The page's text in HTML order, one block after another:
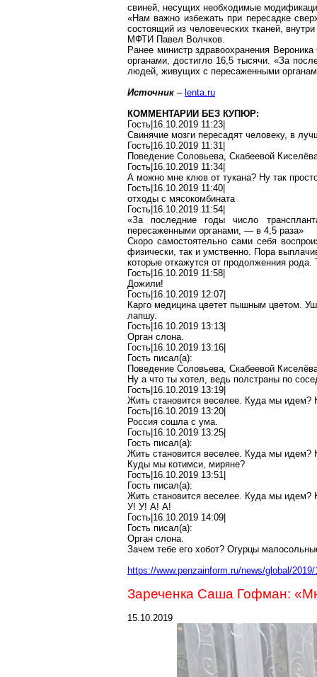
свиней, несущих необходимые
«Нам важно избежать при пересадке
состоящий из человеческих тканей,
МФТИ Павел Волчков.
Ранее министр здравоохранения
органами, достигло 16,5 тысячи. «За
людей, живущих с пересаженными
Источник – lenta.ru
КОММЕНТАРИИ БЕЗ КУПЮР:
Гость|16.10.2019 11:23|
Свинячие мозги пересадят человеку, в
Гость|16.10.2019 11:31|
Поведение Соловьева, Скабеевой
Гость|16.10.2019 11:34|
А можно мне клюв от тукана? Ну так
Гость|16.10.2019 11:40|
отходы с мясокомбината
Гость|16.10.2019 11:54|
«За последние годы число
пересаженными органами, — в 4,5 раза»
Скоро самостоятельно сами себя
физически, так и умственно. Пора
которые откажутся от продолженния рода.
Гость|16.10.2019 11:58|
Дожили!
Гость|16.10.2019 12:07|
Карго медицина цветет пышным цветом.
лапшу.
Гость|16.10.2019 13:13|
Орган слона.
Гость|16.10.2019 13:16|
Гость писал(a):
Поведение Соловьева, Скабеевой
Ну а что ты хотел, ведь полстраны по
Гость|16.10.2019 13:19|
Жить становится веселее. Куда мы идем?
Гость|16.10.2019 13:20|
Россия сошла с ума.
Гость|16.10.2019 13:25|
Гость писал(a):
Жить становится веселее. Куда мы идем?
Куды мы котимси, миряне?
Гость|16.10.2019 13:51|
Гость писал(a):
Жить становится веселее. Куда мы идем?
У! У! А! А!
Гость|16.10.2019 14:09|
Гость писал(a):
Орган слона.
Зачем тебе его хобот? Огурцы
https://www.penzainform.ru/news/global/
Зареченка Саша Гофман:
15.10.2019